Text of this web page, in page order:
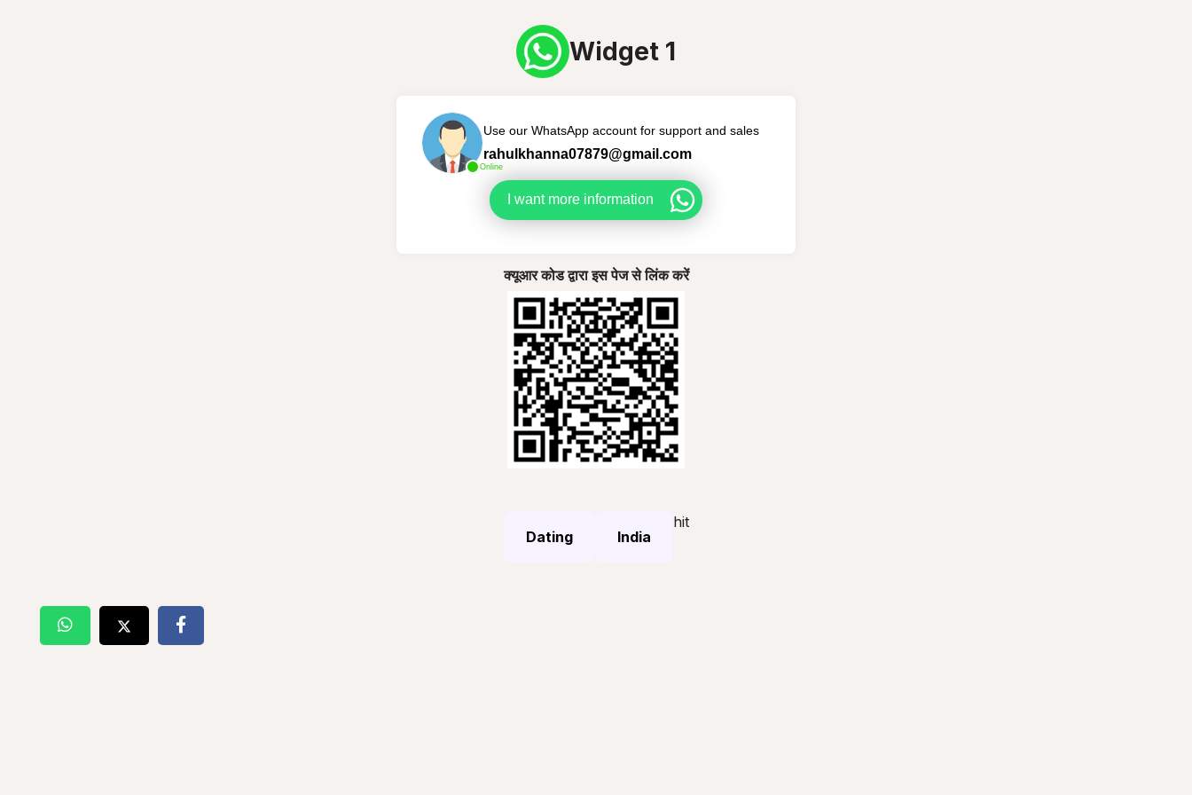
Widget 1
Online
Use our WhatsApp account for support and sales
rahulkhanna07879@gmail.com
I want more information
क्यूआर कोड द्वारा इस पेज से लिंक करें
Dating India
hit